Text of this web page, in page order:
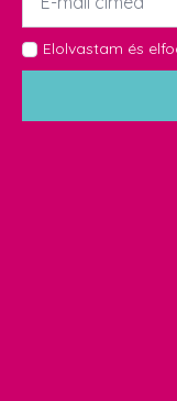
GDPR
*
Elolvastam és